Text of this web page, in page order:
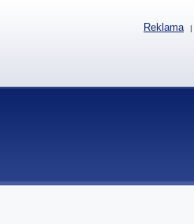
Reklama |